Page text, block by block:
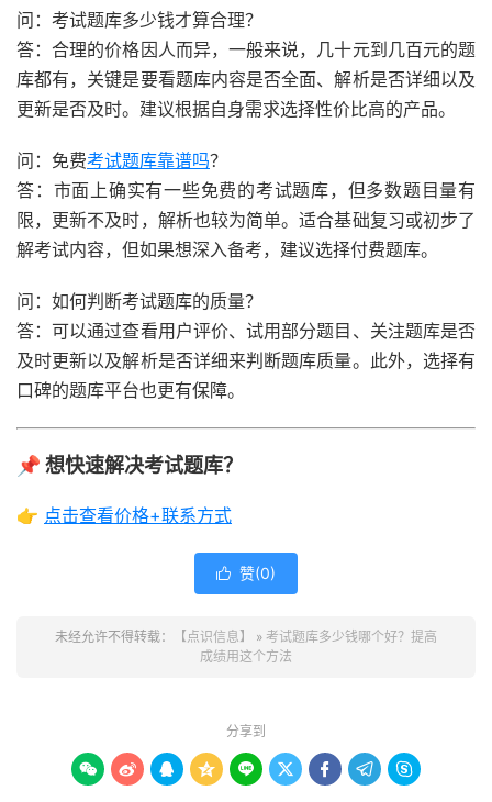
问：考试题库多少钱才算合理？
答：合理的价格因人而异，一般来说，几十元到几百元的题
库都有，关键是要看题库内容是否全面、解析是否详细以及
更新是否及时。建议根据自身需求选择性价比高的产品。
问：免费考试题库靠谱吗？
答：市面上确实有一些免费的考试题库，但多数题目量有
限，更新不及时，解析也较为简单。适合基础复习或初步了
解考试内容，但如果想深入备考，建议选择付费题库。
问：如何判断考试题库的质量？
答：可以通过查看用户评价、试用部分题目、关注题库是否
及时更新以及解析是否详细来判断题库质量。此外，选择有
口碑的题库平台也更有保障。
📌 想快速解决考试题库？
👉 点击查看价格+联系方式
 赞(0)
未经允许不得转载： 【点识信息】 » 考试题库多少钱哪个好？提高
成绩用这个方法
分享到
        